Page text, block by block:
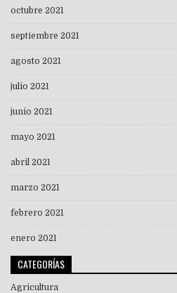
octubre 2021
septiembre 2021
agosto 2021
julio 2021
junio 2021
mayo 2021
abril 2021
marzo 2021
febrero 2021
enero 2021
CATEGORÍAS
Agricultura